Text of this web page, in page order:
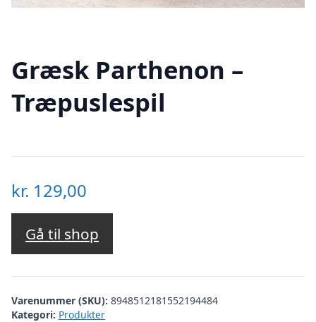
Græsk Parthenon –
Træpuslespil
kr. 129,00
Gå til shop
Varenummer (SKU): 8948512181552194484
Kategori: Produkter